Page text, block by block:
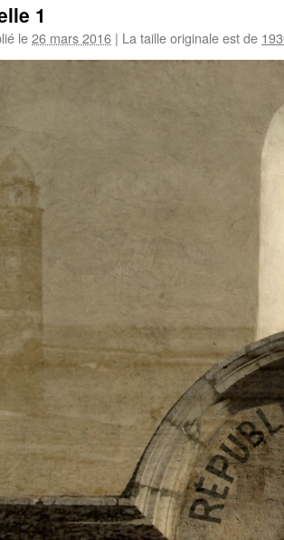
1
le26 mars 2016 | La taille originale est de